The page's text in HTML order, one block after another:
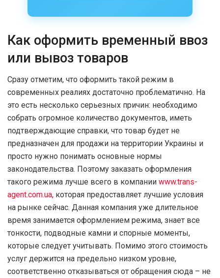
Как оформить временный ввоз
или вывоз товаров
Сразу отметим, что оформить такой режим в
современных реалиях достаточно проблематично. На
это есть несколько серьезных причин: необходимо
собрать огромное количество документов, иметь
подтверждающие справки, что товар будет не
предназначен для продажи на территории Украины и
просто нужно понимать основные нормы
законодательства. Поэтому заказать оформления
такого режима лучше всего в компании www.trans-
agent.com.ua, которая предоставляет лучшие условия
на рынке сейчас. Данная компания уже длительное
время занимается оформлением режима, знает все
тонкости, подводные камни и спорные моменты,
которые следует учитывать. Помимо этого стоимость
услуг держится на предельно низком уровне,
соответственно отказываться от обращения сюда – не